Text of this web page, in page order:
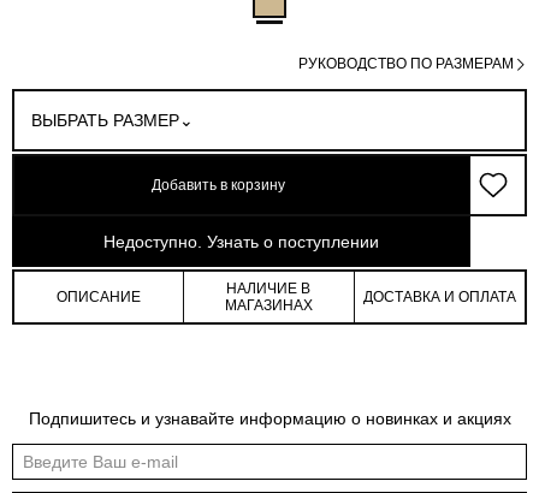
ВЫБРАТЬ РАЗМЕР
РУКОВОДСТВО ПО РАЗМЕРАМ
Добавить в корзину
Недоступно. Узнать о поступлении
арт: 4-40105_50287-001
Обмеры изделия Таблица размеров
ОПИСАНИЕ
НАЛИЧИЕ В
МАГАЗИНАХ
ДОСТАВКА И ОПЛАТА
Подпишитесь и узнавайте информацию о новинках и акциях